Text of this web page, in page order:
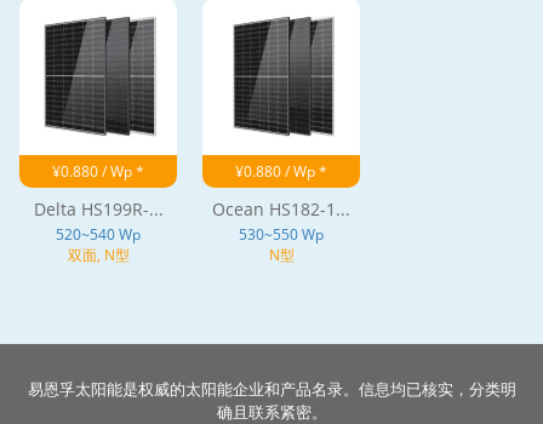
¥0.880 / Wp *
Delta HS199R-...
520~540 Wp
双面, N型
¥0.880 / Wp *
Ocean HS182-1...
530~550 Wp
N型
易恩孚太阳能是权威的太阳能企业和产品名录。信息均已核实，分类明
确且联系紧密。